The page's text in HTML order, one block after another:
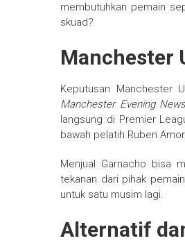
membutuhkan pemain
skuad?
Manchester
Keputusan Manchester
Manchester Evening
langsung di Premier
bawah pelatih Ruben
Menjual Garnacho bisa
tekanan dari pihak
untuk satu musim lagi.
Alternatif